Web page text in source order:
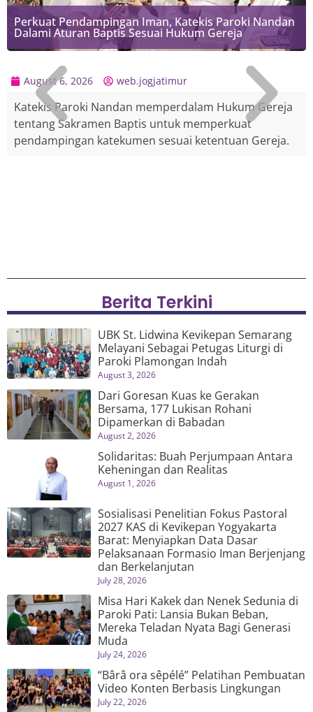
Perkuat Pendampingan Iman, Katekis Paroki Nandan
Dalami Aturan Baptis Sesuai Hukum Gereja
August 6, 2026 web.jogjatimur
Katekis Paroki Nandan memperdalam Hukum Gereja
tentang Sakramen Baptis untuk memperkuat
pendampingan katekumen sesuai ketentuan Gereja.
Berita Terkini
UBK St. Lidwina Kevikepan Semarang
Melayani Sebagai Petugas Liturgi di
Paroki Plamongan Indah
August 3, 2026
Dari Goresan Kuas ke Gerakan
Bersama, 177 Lukisan Rohani
Dipamerkan di Babadan
August 2, 2026
Solidaritas: Buah Perjumpaan Antara
Keheningan dan Realitas
August 1, 2026
Sosialisasi Penelitian Fokus Pastoral
2027 KAS di Kevikepan Yogyakarta
Barat: Menyiapkan Data Dasar
Pelaksanaan Formasio Iman Berjenjang
dan Berkelanjutan
July 28, 2026
Misa Hari Kakek dan Nenek Sedunia di
Paroki Pati: Lansia Bukan Beban,
Mereka Teladan Nyata Bagi Generasi
Muda
July 24, 2026
“Bârâ ora s­êpélé” Pelatihan Pembuatan
Video Konten Berbasis Lingkungan
July 22, 2026